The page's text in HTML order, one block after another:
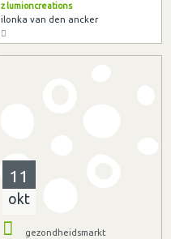
z lumioncreations
ilonka van den ancker
11
okt
gezondheidsmarkt